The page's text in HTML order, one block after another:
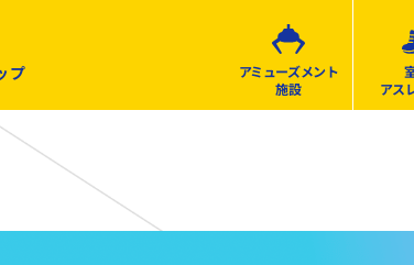
プ
アミューズメント
施設
アス